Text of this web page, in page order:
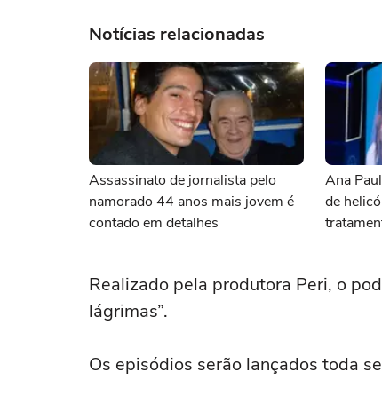
Notícias relacionadas
Assassinato de jornalista pelo
namorado 44 anos mais jovem é
contado em detalhes
Ana
de
Realizado pela produtora Peri, o
lágrimas”.
Os episódios serão lançados toda